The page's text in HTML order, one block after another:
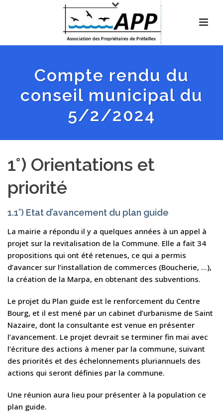
Compte rendu du
conseil municipal du
5/2/2024
1°) Orientations et
priorité
1.1°) Etat d’avancement du plan guide
La mairie a répondu il y a quelques années à un appel à
projet sur la revitalisation de la Commune. Elle a fait 34
propositions qui ont été retenues, ce qui a permis
d’avancer sur l’installation de commerces (Boucherie, …),
la création de la Marpa, en obtenant des subventions.
Le projet du Plan guide est le renforcement du Centre
Bourg, et il est mené par un cabinet d’urbanisme de Saint
Nazaire, dont la consultante est venue en présenter
l’avancement. Le projet devrait se terminer fin mai avec
l’écriture des actions à mener par la commune, suivant
des priorités et des échelonnements pluriannuels des
actions qui seront définies par la commune.
Une réunion aura lieu pour présenter à la population ce
plan guide.